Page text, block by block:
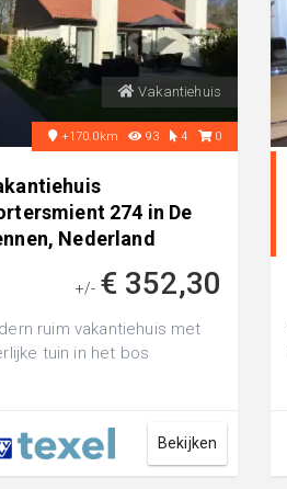
Vakantiehuis
+170.0km 93 4 0
274 in De
Nederland
+/- € 352,30
ruim vakantiehuis met
tuin in het bos
Bekijken